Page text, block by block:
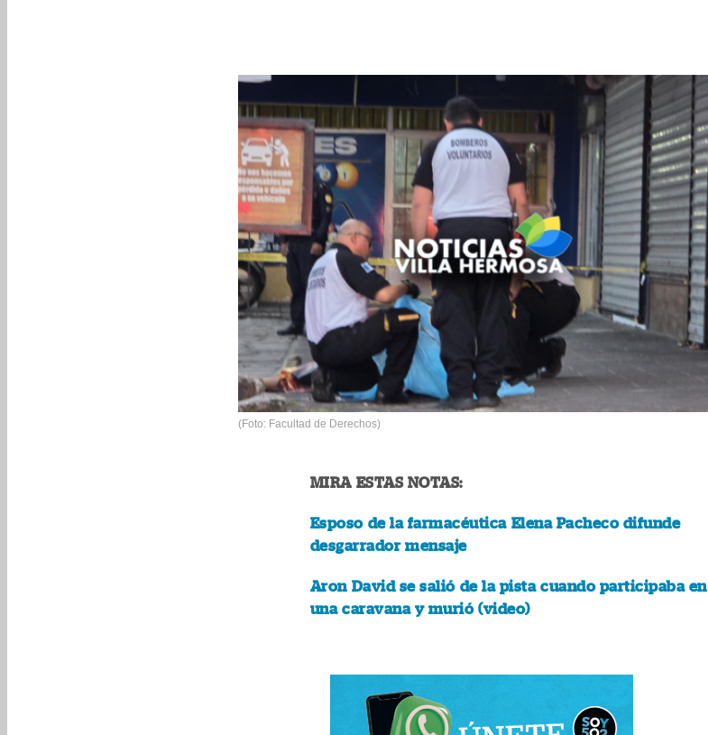
(Foto: Facultad de Derechos)
MIRA ESTAS NOTAS:
Esposo de la farmacéutica Elena Pacheco difunde
desgarrador mensaje
Aron David se salió de la pista cuando participaba en
una caravana y murió (video)